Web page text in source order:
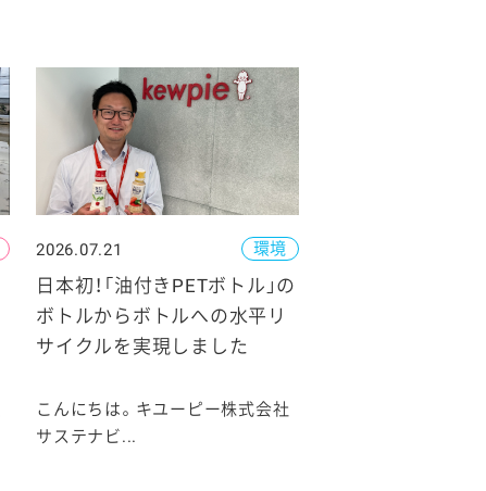
環境
2026.07.21
日本初！「油付きPETボトル」の
ボトルからボトルへの水平リ
サイクルを実現しました
こんにちは。キユーピー株式会社
サステナビ...